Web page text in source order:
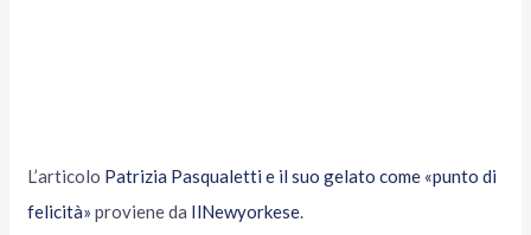
L’articolo Patrizia Pasqualetti e il suo gelato come «punto di
felicità» proviene da IlNewyorkese.